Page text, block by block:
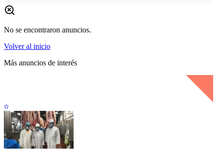
No se encontraron anuncios.
Volver al inicio
Más anuncios de interés